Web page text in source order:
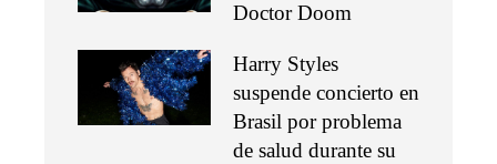
Doctor Doom
Harry Styles
suspende concierto en
Brasil por problema
de salud durante su